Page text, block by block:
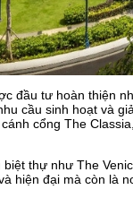
đầu tư hoàn thiện
cầu sinh hoạt và
cổng The
thự như The
hiện đại mà còn là